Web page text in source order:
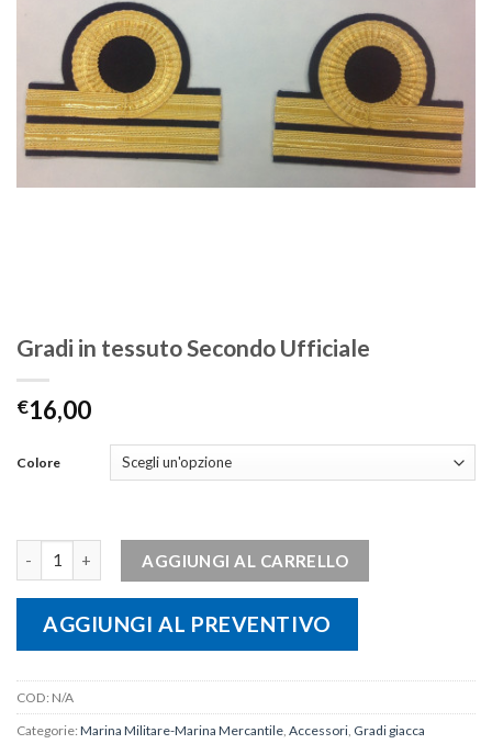
Gradi in tessuto Secondo Ufficiale
€16,00
Colore
AGGIUNGI AL CARRELLO
AGGIUNGI AL PREVENTIVO
COD: N/A
Categorie: Marina Militare-Marina Mercantile Accessori Gradi giacca